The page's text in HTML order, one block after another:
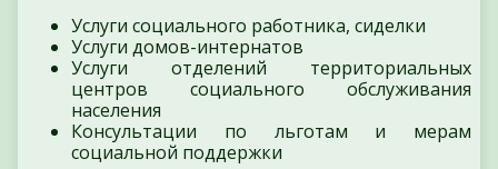
Услуги социального работника, сиделки
Услуги домов-интернатов
Услуги отделений территориальных
центров социального обслуживания
населения
Консультации по льготам и мерам
социальной поддержки